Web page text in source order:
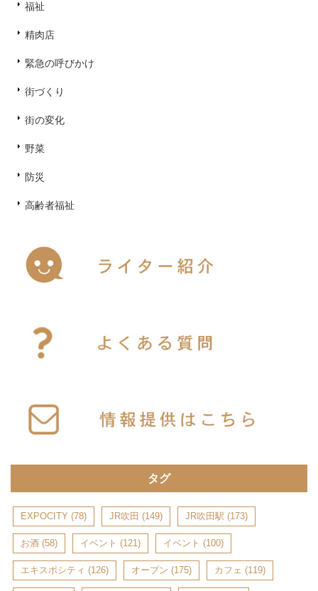
福祉
精肉店
緊急の呼びかけ
街づくり
街の変化
野菜
防災
高齢者福祉
タグ
EXPOCITY (78) JR吹田 (149) JR吹田駅 (173)
お酒 (58) イベント (121) イベント (100)
エキスポシティ (126) オープン (175) カフェ (119)